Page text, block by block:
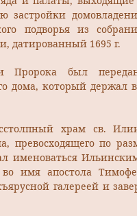
подворья из
датированный 1695 г.
был
дома, который держал
храм св.
превосходящего по
именоваться
имя апостола
галереей и